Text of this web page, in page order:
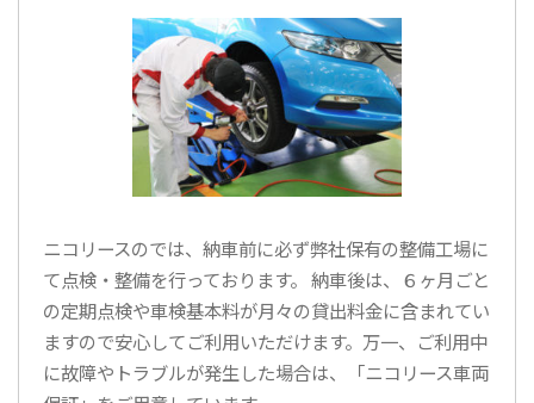
ニコリースのでは、納車前に必ず弊社保有の整備工場に
て点検・整備を行っております。 納車後は、６ヶ月ごと
の定期点検や車検基本料が月々の貸出料金に含まれてい
ますので安心してご利用いただけます。万一、ご利用中
に故障やトラブルが発生した場合は、「ニコリース車両